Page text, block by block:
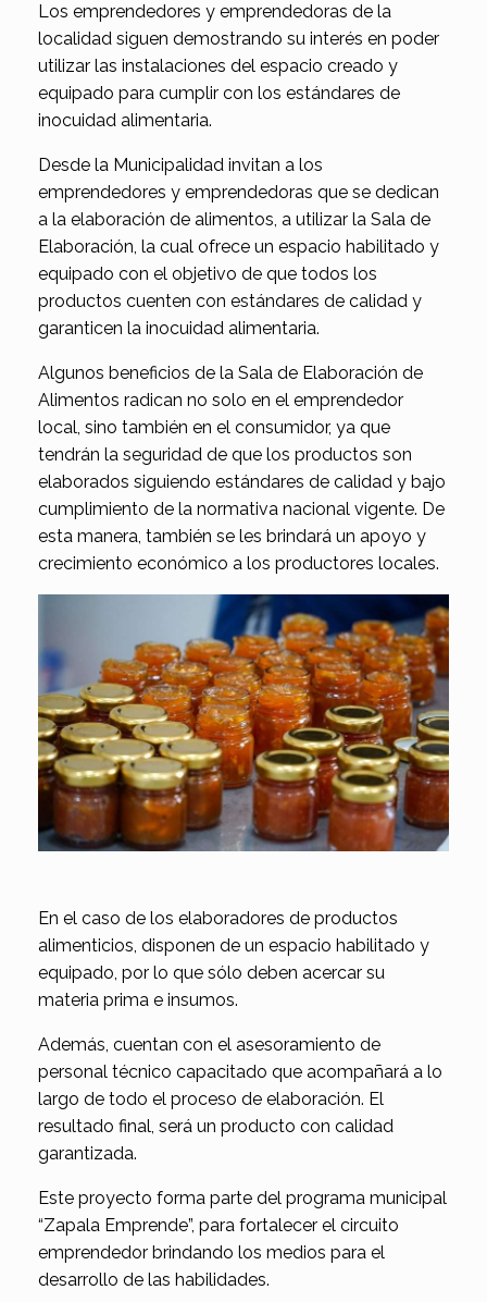
Los emprendedores y emprendedoras de la
localidad siguen demostrando su interés en poder
utilizar las instalaciones del espacio creado y
equipado para cumplir con los estándares de
inocuidad alimentaria.
Desde la Municipalidad invitan a los
emprendedores y emprendedoras que se dedican
a la elaboración de alimentos, a utilizar la Sala de
Elaboración, la cual ofrece un espacio habilitado y
equipado con el objetivo de que todos los
productos cuenten con estándares de calidad y
garanticen la inocuidad alimentaria.
Algunos beneficios de la Sala de Elaboración de
Alimentos radican no solo en el emprendedor
local, sino también en el consumidor, ya que
tendrán la seguridad de que los productos son
elaborados siguiendo estándares de calidad y bajo
cumplimiento de la normativa nacional vigente. De
esta manera, también se les brindará un apoyo y
crecimiento económico a los productores locales.
En el caso de los elaboradores de productos
alimenticios, disponen de un espacio habilitado y
equipado, por lo que sólo deben acercar su
materia prima e insumos.
Además, cuentan con el asesoramiento de
personal técnico capacitado que acompañará a lo
largo de todo el proceso de elaboración. El
resultado final, será un producto con calidad
garantizada.
Este proyecto forma parte del programa municipal
“Zapala Emprende”, para fortalecer el circuito
emprendedor brindando los medios para el
desarrollo de las habilidades.